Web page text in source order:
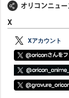
X
Xアカウント